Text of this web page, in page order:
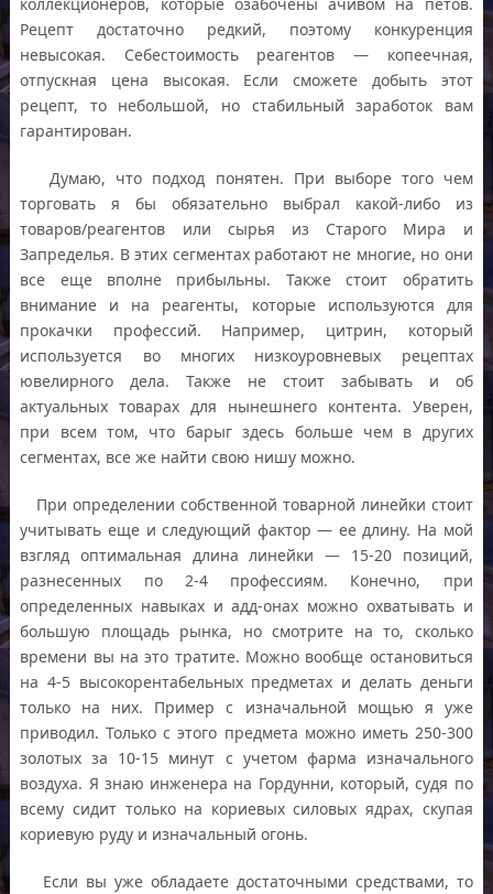
Рецепт достаточно редкий, поэтому конкуренция
невысокая. Себестоимость реагентов — копеечная,
отпускная цена высокая. Если сможете добыть этот
рецепт, то небольшой, но стабильный заработок вам
гарантирован.
Думаю, что подход понятен. При выборе того чем
торговать я бы обязательно выбрал какой-либо из
товаров/реагентов или сырья из Старого Мира и
Запределья. В этих сегментах работают не многие, но они
все еще вполне прибыльны. Также стоит обратить
внимание и на реагенты, которые используются для
прокачки профессий. Например, цитрин, который
используется во многих низкоуровневых рецептах
ювелирного дела. Также не стоит забывать и об
актуальных товарах для нынешнего контента. Уверен,
при всем том, что барыг здесь больше чем в других
сегментах, все же найти свою нишу можно.
При определении собственной товарной линейки стоит
учитывать еще и следующий фактор — ее длину. На мой
взгляд оптимальная длина линейки — 15-20 позиций,
разнесенных по 2-4 профессиям. Конечно, при
определенных навыках и адд-онах можно охватывать и
большую площадь рынка, но смотрите на то, сколько
времени вы на это тратите. Можно вообще остановиться
на 4-5 высокорентабельных предметах и делать деньги
только на них. Пример с изначальной мощью я уже
приводил. Только с этого предмета можно иметь 250-300
золотых за 10-15 минут с учетом фарма изначального
воздуха. Я знаю инженера на Гордунни, который, судя по
всему сидит только на кориевых силовых ядрах, скупая
кориевую руду и изначальный огонь.
Если вы уже обладаете достаточными средствами, то